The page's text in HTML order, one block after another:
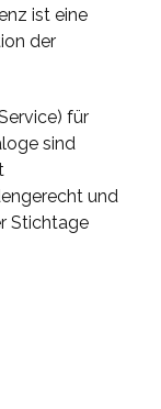
ist eine
der
) für
sind
und
Stichtage